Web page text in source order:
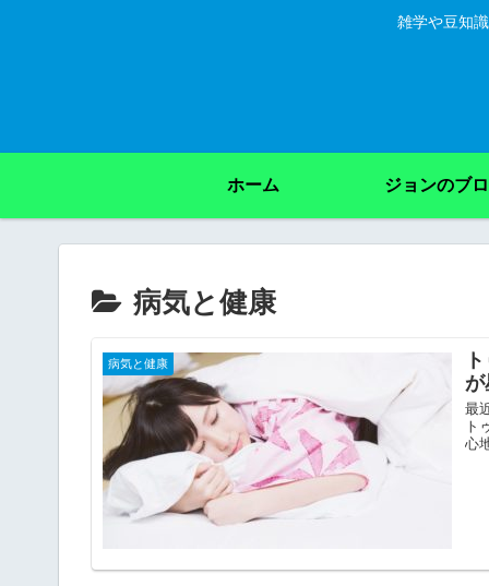
雑学や豆知
ホーム ジョンのブ
病気と健康
病気と健康
最
ト
心